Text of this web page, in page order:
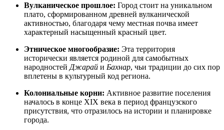
Вулканическое прошлое: Город стоит на уникальном
плато, сформированном древней вулканической
активностью, благодаря чему местная почва имеет
характерный насыщенный красный цвет.
Этническое многообразие: Эта территория
исторически является родиной для самобытных
народностей Джарай и Бахнар, чьи традиции до сих пор
вплетены в культурный код региона.
Колониальные корни: Активное развитие поселения
началось в конце XIX века в период французского
присутствия, что отразилось на истории и планировке
города.